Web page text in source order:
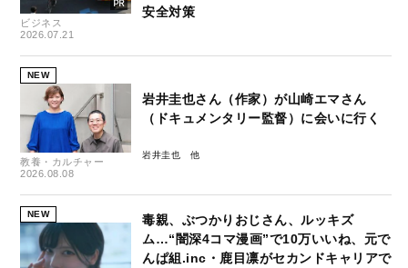
ビジネス
2026.07.21
安全対策
NEW
教養・カルチャー
2026.08.08
岩井圭也さん（作家）が山崎エマさん
（ドキュメンタリー監督）に会いに行く
岩井圭也
NEW
毒親、ぶつかりおじさん、ルッキズ
ム…“闇深4コマ漫画”で10万いいね、元で
んぱ組.inc・鹿目凛がセカンドキャリアで